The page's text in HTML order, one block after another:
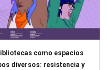
como espacios
diversos: resistencia y